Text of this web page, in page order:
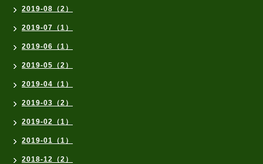
2019-08（2）
2019-07（1）
2019-06（1）
2019-05（2）
2019-04（1）
2019-03（2）
2019-02（1）
2019-01（1）
2018-12（2）